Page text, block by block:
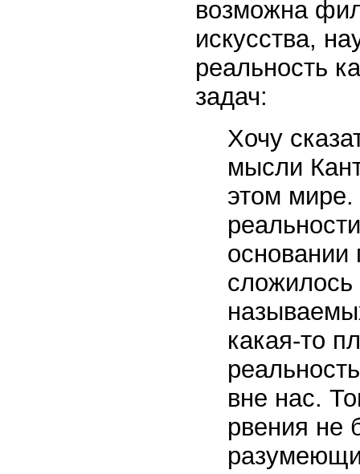
возможна
искусства,
реальность
задач:
Хочу
мысли
этом
основании
сложилось
какая-то
вне нас.
рвения не